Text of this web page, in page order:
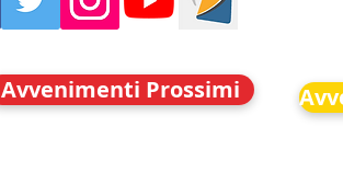
Avvenimenti Prossimi